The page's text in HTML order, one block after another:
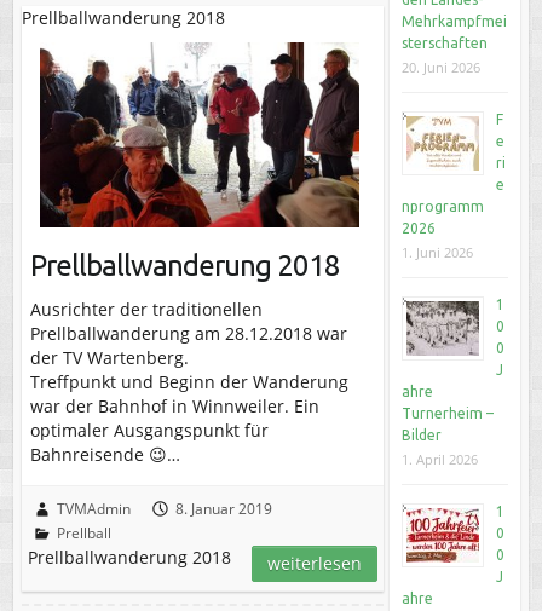
Prellballwanderung 2018
Prellballwanderung 2018
Ausrichter der traditionellen
Prellballwanderung am 28.12.2018 war
der TV Wartenberg.
Treffpunkt und Beginn der Wanderung
war der Bahnhof in Winnweiler. Ein
optimaler Ausgangspunkt für
Bahnreisende 😉…
TVMAdmin
8. Januar 2019
Prellball
Prellballwanderung 2018 weiterlesen
Mehrkampfmei
sterschaften
20. Juni 2026
F
e
ri
e
nprogramm
2026
1. Juni 2026
1
0
0
J
ahre
Turnerheim –
Bilder
1. April 2026
1
0
0
J
ahre